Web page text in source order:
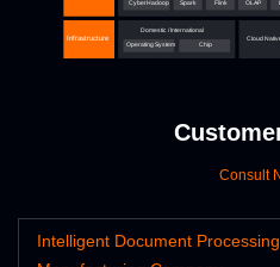
Consult
Intelligent Document